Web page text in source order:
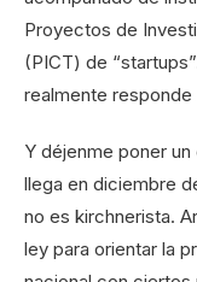
Proyectos de
(PICT) de
realmente
Y déjenme poner
llega en diciembre
no es kirchnerista.
ley para orientar la